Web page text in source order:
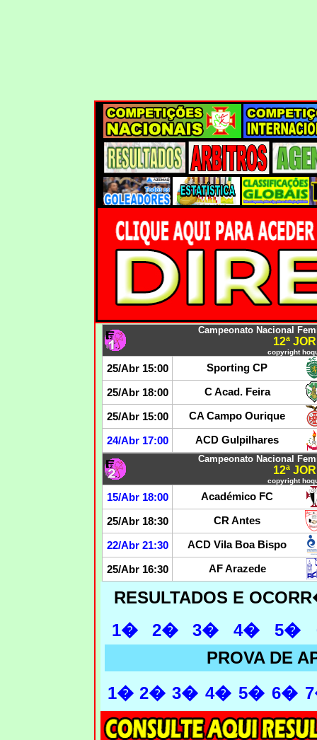
Campeonato Nacional
12ª
copyright
25/Abr 15:00 Sporting CP
25/Abr 18:00 C Acad. Feira
25/Abr 15:00 CA Campo Ourique
24/Abr 17:00 ACD Gulpilhares
Campeonato Nacional
12ª
copyright
15/Abr 18:00 Académico FC
25/Abr 18:30 CR Antes
22/Abr 21:30 ACD Vila Boa Bispo
25/Abr 16:30 AF Arazede
RESULTADOS E
1�
2� 3� 4� 5�
PROVA DE
1� 2� 3� 4� 5� 6�